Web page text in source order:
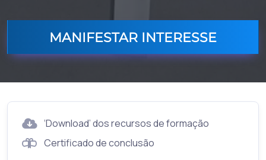
MANIFESTAR INTERESSE
‘Download’ dos recursos de formação
Certificado de conclusão